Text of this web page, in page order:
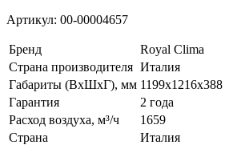
Артикул: 00-00004657
Бренд
Royal Clima
Страна производителя Италия
Габариты (ВхШхГ), мм 1199x1216x388
Гарантия
2 года
Расход воздуха, м³/ч
1659
Страна
Италия